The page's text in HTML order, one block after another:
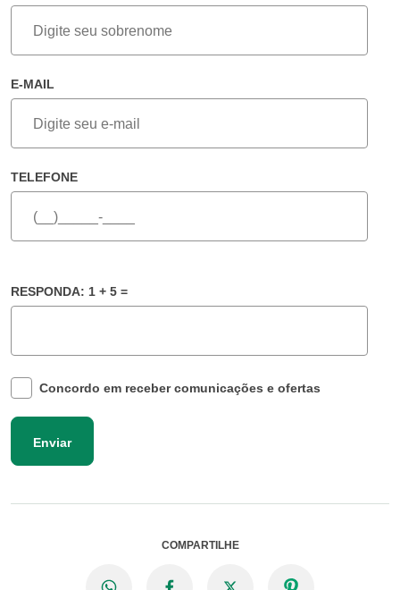
E-MAIL
TELEFONE
RESPONDA: 1 + 5 =
Concordo em receber comunicações e ofertas
Enviar
COMPARTILHE